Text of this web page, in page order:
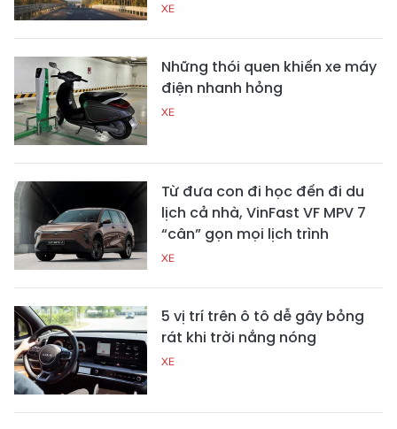
XE
Những thói quen khiến xe máy
điện nhanh hỏng
XE
Từ đưa con đi học đến đi du
lịch cả nhà, VinFast VF MPV 7
“cân” gọn mọi lịch trình
XE
5 vị trí trên ô tô dễ gây bỏng
rát khi trời nắng nóng
XE